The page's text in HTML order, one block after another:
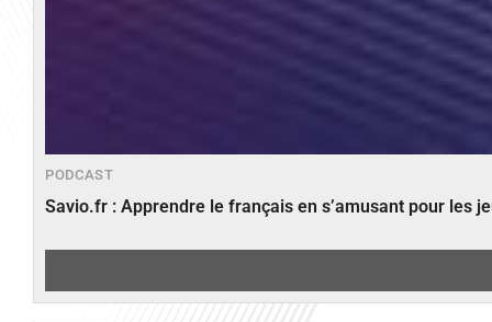
PODCAST
Savio.fr : Apprendre le français en s’amusant pour les